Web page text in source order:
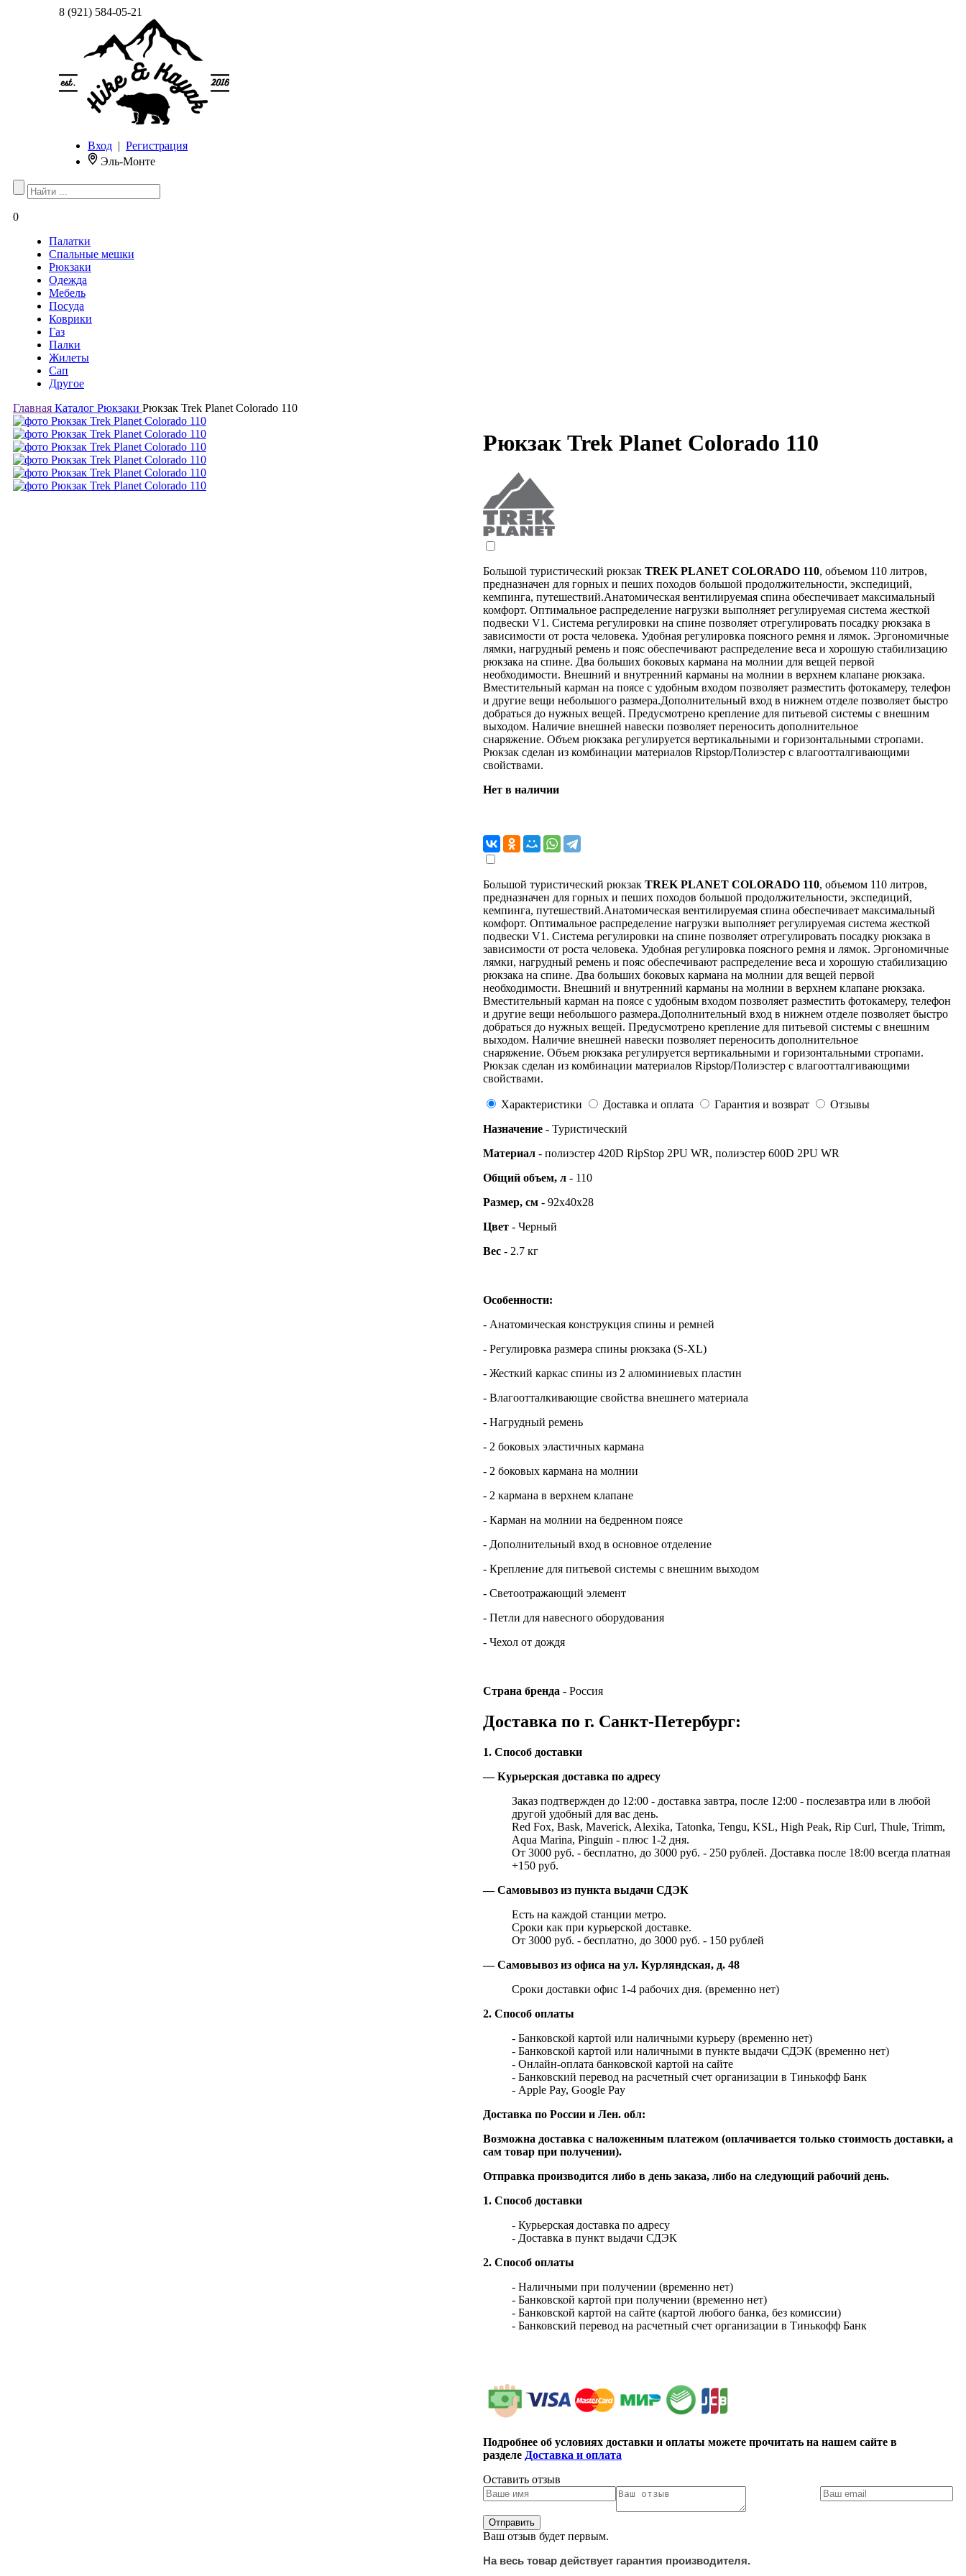
8 (921) 584-05-21
Вход | Регистрация
Эль-Монте
0
Палатки
Спальные мешки
Рюкзаки
Одежда
Мебель
Посуда
Коврики
Газ
Палки
Жилеты
Сап
Другое
Главная Каталог Рюкзаки Рюкзак Trek Planet Colorado 110
Рюкзак Trek Planet Colorado 110
Большой туристический рюкзак TREK PLANET COLORADO 110, объемом 110 литров,
предназначен для горных и пеших походов большой продолжительности, экспедиций,
кемпинга, путешествий.Анатомическая вентилируемая спина обеспечивает максимальный
комфорт. Оптимальное распределение нагрузки выполняет регулируемая система жесткой
подвески V1. Система регулировки на спине позволяет отрегулировать посадку рюкзака в
зависимости от роста человека. Удобная регулировка поясного ремня и лямок. Эргономичные
лямки, нагрудный ремень и пояс обеспечивают распределение веса и хорошую стабилизацию
рюкзака на спине. Два больших боковых кармана на молнии для вещей первой
необходимости. Внешний и внутренний карманы на молнии в верхнем клапане рюкзака.
Вместительный карман на поясе с удобным входом позволяет разместить фотокамеру, телефон
и другие вещи небольшого размера.Дополнительный вход в нижнем отделе позволяет быстро
добраться до нужных вещей. Предусмотрено крепление для питьевой системы с внешним
выходом. Наличие внешней навески позволяет переносить дополнительное
снаряжение. Объем рюкзака регулируется вертикальными и горизонтальными стропами.
Рюкзак сделан из комбинации материалов Ripstop/Полиэстер с влагоотталгивающими
свойствами.
Нет в наличии
Большой туристический рюкзак TREK PLANET COLORADO 110, объемом 110 литров,
предназначен для горных и пеших походов большой продолжительности, экспедиций,
кемпинга, путешествий.Анатомическая вентилируемая спина обеспечивает максимальный
комфорт. Оптимальное распределение нагрузки выполняет регулируемая система жесткой
подвески V1. Система регулировки на спине позволяет отрегулировать посадку рюкзака в
зависимости от роста человека. Удобная регулировка поясного ремня и лямок. Эргономичные
лямки, нагрудный ремень и пояс обеспечивают распределение веса и хорошую стабилизацию
рюкзака на спине. Два больших боковых кармана на молнии для вещей первой
необходимости. Внешний и внутренний карманы на молнии в верхнем клапане рюкзака.
Вместительный карман на поясе с удобным входом позволяет разместить фотокамеру, телефон
и другие вещи небольшого размера.Дополнительный вход в нижнем отделе позволяет быстро
добраться до нужных вещей. Предусмотрено крепление для питьевой системы с внешним
выходом. Наличие внешней навески позволяет переносить дополнительное
снаряжение. Объем рюкзака регулируется вертикальными и горизонтальными стропами.
Рюкзак сделан из комбинации материалов Ripstop/Полиэстер с влагоотталгивающими
свойствами.
Характеристики Доставка и оплата Гарантия и возврат
Отзывы
Назначение - Туристический
Материал - полиэстер 420D RipStop 2PU WR, полиэстер 600D 2PU WR
Общий объем, л - 110
Размер, см - 92x40x28
Цвет - Черный
Вес - 2.7 кг
Особенности:
- Анатомическая конструкция спины и ремней
- Регулировка размера спины рюкзака (S-XL)
- Жесткий каркас спины из 2 алюминиевых пластин
- Влагоотталкивающие свойства внешнего материала
- Нагрудный ремень
- 2 боковых эластичных кармана
- 2 боковых кармана на молнии
- 2 кармана в верхнем клапане
- Карман на молнии на бедренном поясе
- Дополнительный вход в основное отделение
- Крепление для питьевой системы с внешним выходом
- Светоотражающий элемент
- Петли для навесного оборудования
- Чехол от дождя
Страна бренда - Россия
Доставка по г. Санкт-Петербург:
1. Способ доставки
— Курьерская доставка по адресу
Заказ подтвержден до 12:00 - доставка завтра, после 12:00 - послезавтра или в любой
другой удобный для вас день.
Red Fox, Bask, Maverick, Alexika, Tatonka, Tengu, KSL, High Peak, Rip Curl, Thule, Trimm,
Aqua Marina, Pinguin - плюс 1-2 дня.
От 3000 руб. - бесплатно, до 3000 руб. - 250 рублей. Доставка после 18:00 всегда платная
+150 руб.
— Самовывоз из пункта выдачи СДЭК
Есть на каждой станции метро.
Сроки как при курьерской доставке.
От 3000 руб. - бесплатно, до 3000 руб. - 150 рублей
— Самовывоз из офиса на ул. Курляндская, д. 48
Сроки доставки офис 1-4 рабочих дня. (временно нет)
2. Способ оплаты
- Банковской картой или наличными курьеру (временно нет)
- Банковской картой или наличными в пункте выдачи СДЭК (временно нет)
- Онлайн-оплата банковской картой на сайте
- Банковский перевод на расчетный счет организации в Тинькофф Банк
- Apple Pay, Google Pay
Доставка по России и Лен. обл:
Возможна доставка с наложенным платежом (оплачивается только стоимость доставки, а
сам товар при получении).
Отправка производится либо в день заказа, либо на следующий рабочий день.
1. Способ доставки
- Курьерская доставка по адресу
- Доставка в пункт выдачи СДЭК
2. Способ оплаты
- Наличными при получении (временно нет)
- Банковской картой при получении (временно нет)
- Банковской картой на сайте (картой любого банка, без комиссии)
- Банковский перевод на расчетный счет организации в Тинькофф Банк
Подробнее об условиях доставки и оплаты можете прочитать на нашем сайте в
разделе Доставка и оплата
Оставить отзыв
Ваш отзыв будет первым.
На весь товар действует гарантия производителя.